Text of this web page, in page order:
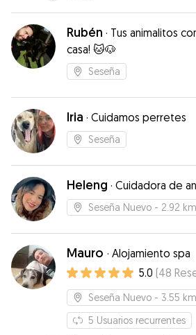
Rubén · Tus animalitos
casa! 🐱🐶
Seseña
Iria · Cuidamos perretes
Seseña
Heleng · Cuidadora de
Seseña Nuevo - 2.92 km
Mauro · Alojamiento spa
5.0 (48
Seseña Nuevo - 3.55 km
5 Usuarios recurrentes